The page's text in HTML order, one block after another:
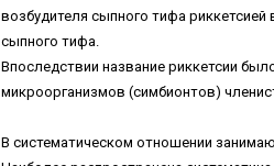
возбудителя сыпного тифа риккетсией
сыпного тифа.
Впоследствии название риккетсии
микроорганизмов (симбионтов)
В систематическом отношении